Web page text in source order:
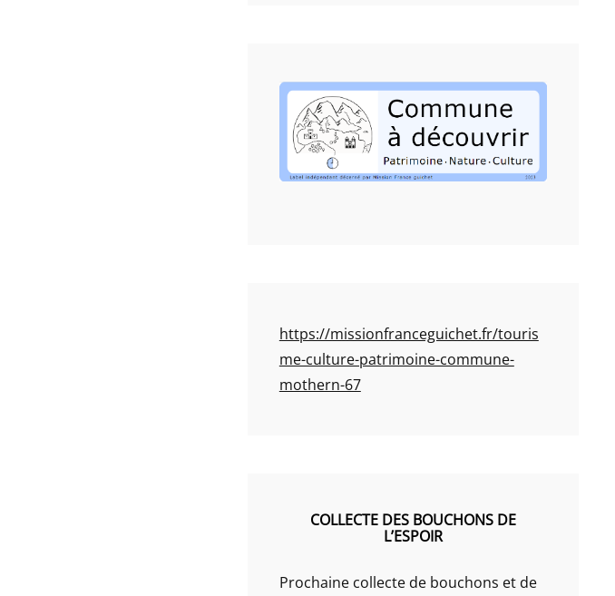
https://missionfranceguichet.fr/touris
me-culture-patrimoine-commune-
mothern-67
COLLECTE DES BOUCHONS DE
L’ESPOIR
Prochaine collecte de bouchons et de